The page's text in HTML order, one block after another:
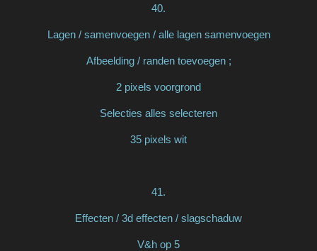
40.
Lagen / samenvoegen / alle lagen samenvoegen
Afbeelding / randen toevoegen ;
2 pixels voorgrond
Selecties alles selecteren
35 pixels wit
41.
Effecten / 3d effecten / slagschaduw
V&h op 5